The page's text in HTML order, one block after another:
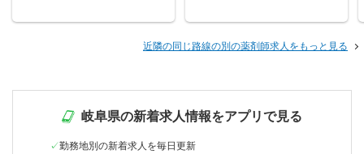
近隣の同じ路線の別の薬剤師求人をもっと見る
岐阜県の新着求人情報をアプリで見る
勤務地別の新着求人を毎日更新